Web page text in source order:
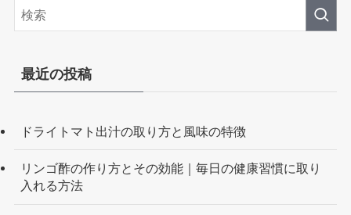
最近の投稿
ドライトマト出汁の取り方と風味の特徴
リンゴ酢の作り方とその効能｜毎日の健康習慣に取り
入れる方法